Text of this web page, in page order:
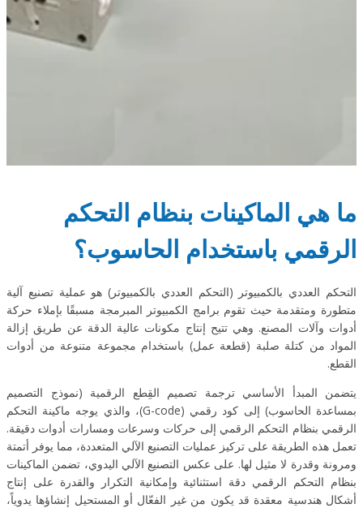
ما هي الماكينات بنظام التحكم
الرقمي باستخدام الحاسوب؟
التحكم العددي بالكمبيوتر (التحكم العددي بالكمبيوتر) هو عملية تصنيع آلية
متطورة ومتقدمة حيث تقوم برامج الكمبيوتر المبرمجة مسبقًا بإملاء حركة
أدوات وآلات المصنع. وهي تتيح إنتاج مكونات عالية الدقة عن طريق إزالة
المواد من كتلة صلبة (قطعة عمل) باستخدام مجموعة متنوعة من أدوات
القطع.
يتضمن المبدأ الأساسي ترجمة تصميم القِطع الرقمية (نموذج التصميم
بمساعدة الحاسوب) إلى كود رقمي (G-code)، والذي يوجه ماكينة التحكم
الرقمي بنظام التحكم الرقمي إلى حركات وسرعات ومسارات أدوات دقيقة.
تعمل هذه الطريقة على تركيز عمليات التصنيع الآلي المتعددة، مما يوفر أتمتة
ومرونة وقدرة لا مثيل لها. على عكس التصنيع الآلي اليدوي، تضمن الماكينات
بنظام التحكم الرقمي دقة استثنائية وإمكانية التكرار والقدرة على إنتاج
أشكال هندسية معقدة قد يكون من غير الفعّال أو المستحيل إنشاؤها يدوياً،